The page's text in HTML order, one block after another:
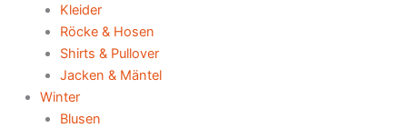
Kleider
Röcke & Hosen
Shirts & Pullover
Jacken & Mäntel
Winter
Blusen